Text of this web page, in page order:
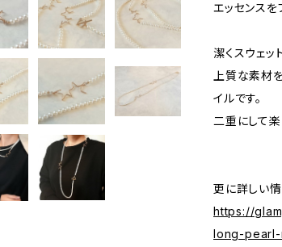
エッセンスを
潔くスウェッ
上質な素材
イルです。
二重にして楽
更に詳しい
https://
long-